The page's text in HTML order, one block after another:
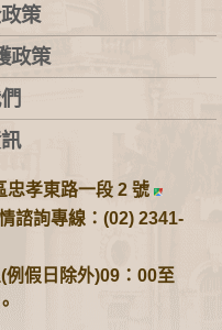
策
政策
忠孝東路一段 2 號
諮詢專線：(02) 2341-
假日除外)09：00至